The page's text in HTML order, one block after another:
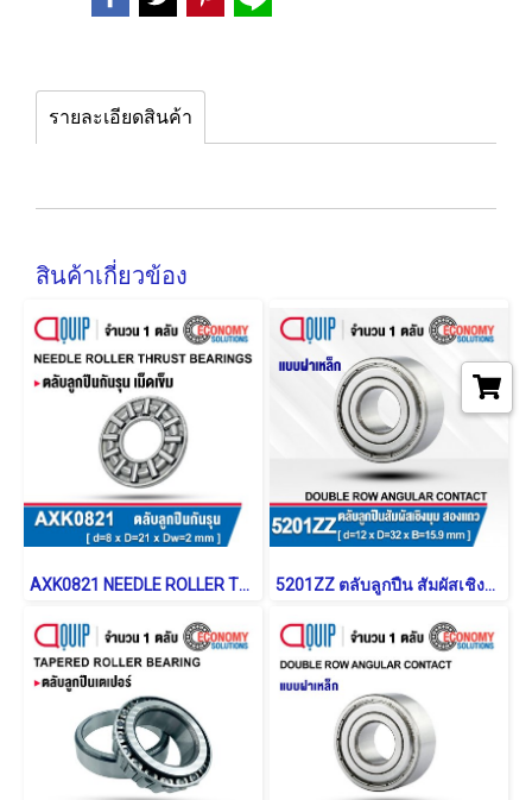
รายละเอียดสินค้า
สินค้าเกี่ยวข้อง
AXK0821 NEEDLE ROLLER THRUST WASHER BEARING 5201ZZ ตลับลูกปืน สัมผัสเชิงมุม 2 แถว แบบฝาเหล็ก (DOUBLE ROW ANGULAR CONTACT BALL BEARING)